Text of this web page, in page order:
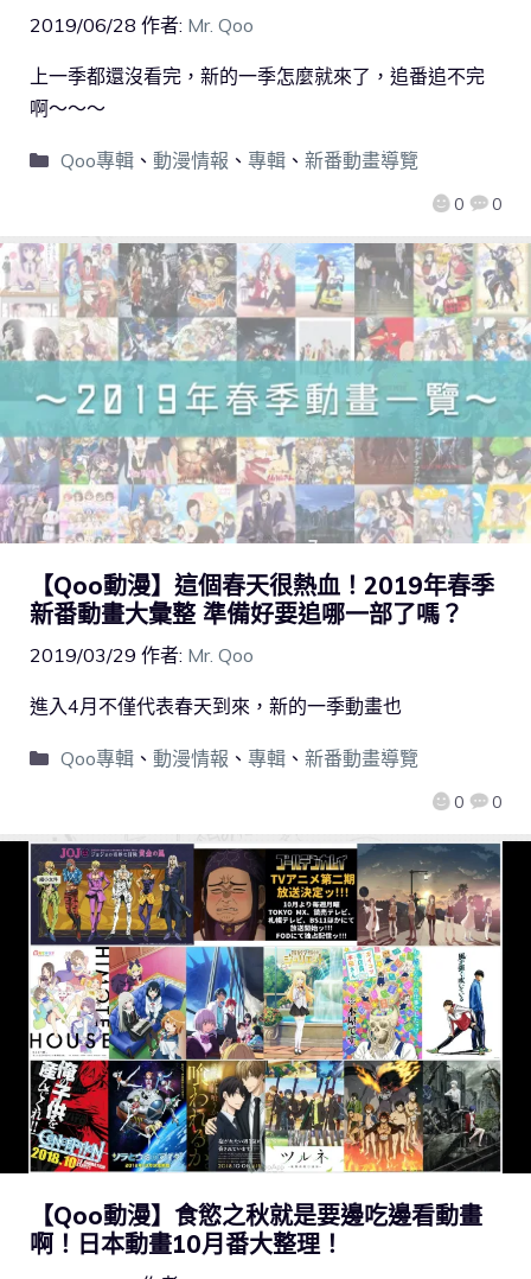
2019/06/28 作者: Mr. Qoo
0 0
上一季都還沒看完，新的一季怎麼就來了，追番追不完
啊～～～
Qoo專輯、 動漫情報 、 專輯、 新番動畫導覽
【Qoo動漫】這個春天很熱血！2019年春季
新番動畫大彙整 準備好要追哪一部了嗎？
2019/03/29 作者: Mr. Qoo
0 0
進入4月不僅代表春天到來，新的一季動畫也
Qoo專輯、 動漫情報 、 專輯、 新番動畫導覽
【Qoo動漫】食慾之秋就是要邊吃邊看動畫
啊！日本動畫10月番大整理！